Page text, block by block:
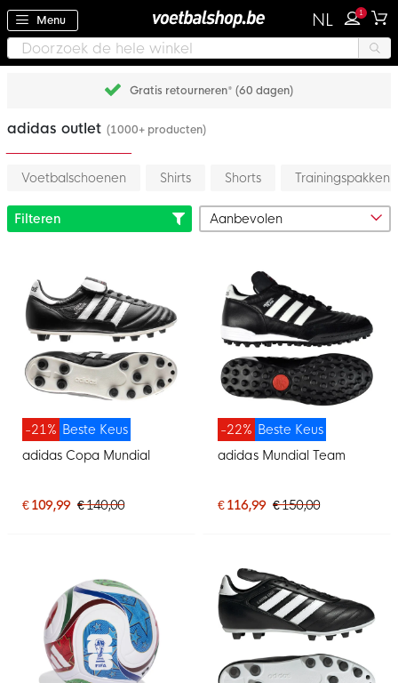
Menu NL 1
Gratis retourneren* (60 dagen)
adidas outlet (1000+ producten)
Voetbalschoenen Shirts Shorts Trainingspakken
Filteren
Beste Keus
-21%
adidas Copa Mundial
€ 109,99 € 140,00
Beste Keus
-22%
adidas Mundial Team
€ 116,99 € 150,00